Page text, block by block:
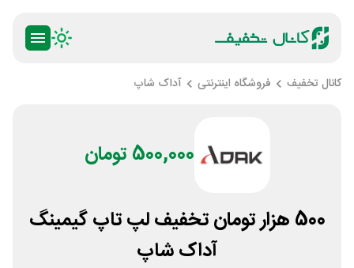
کانال تخفیف فروشگاه اینترنتی آداک شاپ
500,000 تومان
500 هزار تومان تخفیف لپ تاپ گیمینگ
آداک شاپ